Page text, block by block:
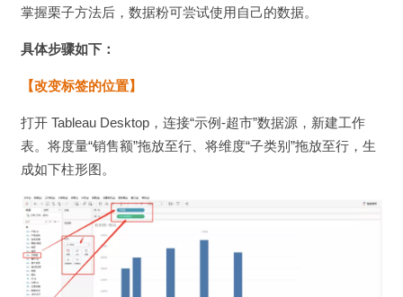
掌握栗子方法后，数据粉可尝试使用自己的数据。
具体步骤如下：
【改变标签的位置】
打开 Tableau Desktop，连接“示例-超市”数据源，新建工作
表。将度量“销售额”拖放至行、将维度“子类别”拖放至行，生
成如下柱形图。